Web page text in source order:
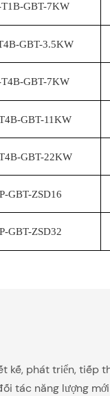
T1B-GBT-7KW
GBT-3.5KW
T4B-GBT-7KW
GBT-11KW
GBT-22KW
GBT-ZSD16
GBT-ZSD32
kế, phát triển, tiếp
tác năng lượng